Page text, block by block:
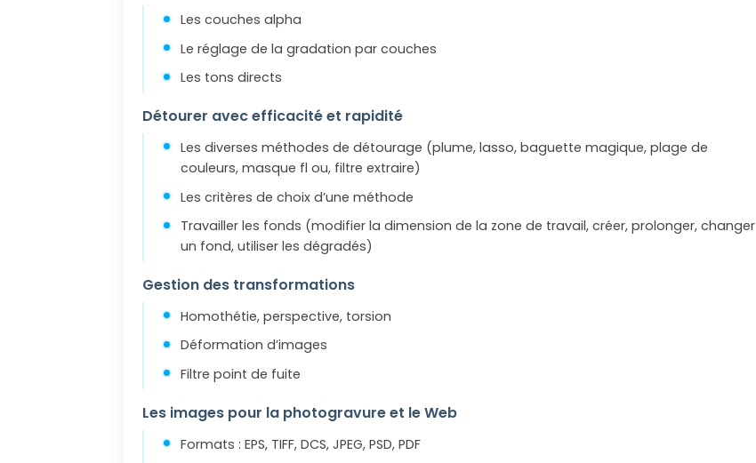
Les couches alpha
Le réglage de la gradation par couches
Les tons directs
Détourer avec efficacité et rapidité
Les diverses méthodes de détourage (plume, lasso, baguette magique, plage de
couleurs, masque fl ou, filtre extraire)
Les critères de choix d’une méthode
Travailler les fonds (modifier la dimension de la zone de travail, créer, prolonger, changer
un fond, utiliser les dégradés)
Gestion des transformations
Homothétie, perspective, torsion
Déformation d’images
Filtre point de fuite
Les images pour la photogravure et le Web
Formats : EPS, TIFF, DCS, JPEG, PSD, PDF